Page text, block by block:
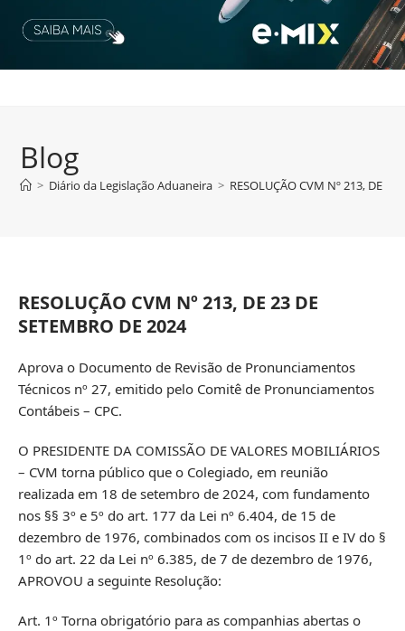
Blog
> Diário da Legislação Aduaneira > RESOLUÇÃO CVM Nº 213, DE 23
RESOLUÇÃO CVM Nº 213, DE 23 DE
SETEMBRO DE 2024
Aprova o Documento de Revisão de Pronunciamentos
Técnicos nº 27, emitido pelo Comitê de Pronunciamentos
Contábeis – CPC.
O PRESIDENTE DA COMISSÃO DE VALORES MOBILIÁRIOS
– CVM torna público que o Colegiado, em reunião
realizada em 18 de setembro de 2024, com fundamento
nos §§ 3º e 5º do art. 177 da Lei nº 6.404, de 15 de
dezembro de 1976, combinados com os incisos II e IV do §
1º do art. 22 da Lei nº 6.385, de 7 de dezembro de 1976,
APROVOU a seguinte Resolução:
Art. 1º Torna obrigatório para as companhias abertas o